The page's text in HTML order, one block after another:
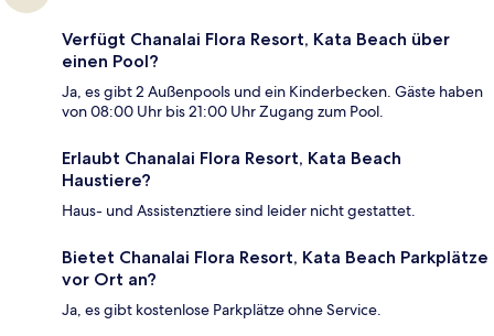
Verfügt Chanalai Flora Resort, Kata Beach über
einen Pool?
Ja, es gibt 2 Außenpools und ein Kinderbecken. Gäste haben
von 08:00 Uhr bis 21:00 Uhr Zugang zum Pool.
Erlaubt Chanalai Flora Resort, Kata Beach
Haustiere?
Haus- und Assistenztiere sind leider nicht gestattet.
Bietet Chanalai Flora Resort, Kata Beach Parkplätze
vor Ort an?
Ja, es gibt kostenlose Parkplätze ohne Service.